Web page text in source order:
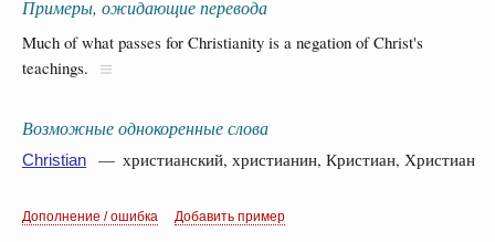
Примеры, ожидающие перевода
Much of what passes for Christianity is a negation of Christ's
teachings.
Возможные однокоренные слова
Christian — христианский, христианин, Кристиан, Христиан
Дополнение / ошибка Добавить пример